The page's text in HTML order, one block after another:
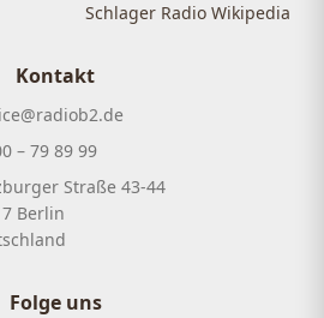
Schlager Radio Wikipedia
Kontakt
– 79 89 99
Straße 43-44
Berlin
Folge uns